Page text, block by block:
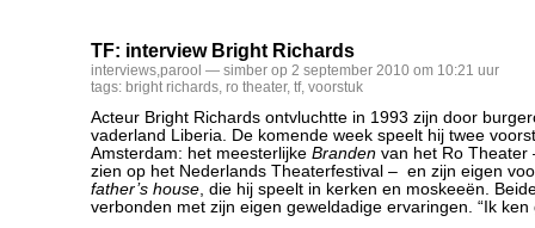
TF: interview Bright Richards
interviews,parool — simber op 2 september 2010 om 10:21 uur
tags: bright richards, ro theater, tf, voorstuk
Acteur Bright Richards ontvluchtte in 1993 zijn door
vaderland Liberia. De komende week speelt hij twee
Amsterdam: het meesterlijke Branden van het Ro Theater
zien op het Nederlands Theaterfestival – en zijn eigen
father’s house, die hij speelt in kerken en moskeeën.
verbonden met zijn eigen geweldadige ervaringen. “Ik ken